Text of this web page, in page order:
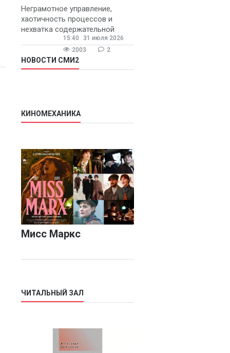
Неграмотное управление,
хаотичность процессов и
нехватка содержательной
обратной связи от
руководителя являются
основными причинами
конфликтов и раздражения в
15:40
31 июля 2026
2003
2
НОВОСТИ СМИ2
КИНОМЕХАНИКА
Мисс Маркс
ЧИТАЛЬНЫЙ ЗАЛ